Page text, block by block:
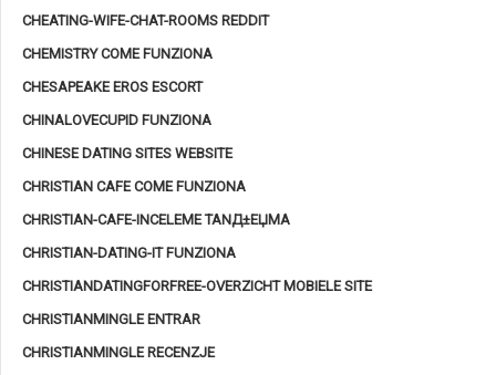
CHEATING-WIFE-CHAT-ROOMS REDDIT
CHEMISTRY COME FUNZIONA
CHESAPEAKE EROS ESCORT
CHINALOVECUPID FUNZIONA
CHINESE DATING SITES WEBSITE
CHRISTIAN CAFE COME FUNZIONA
CHRISTIAN-CAFE-INCELEME TANД±ЕЏMA
CHRISTIAN-DATING-IT FUNZIONA
CHRISTIANDATINGFORFREE-OVERZICHT MOBIELE SITE
CHRISTIANMINGLE ENTRAR
CHRISTIANMINGLE RECENZJE